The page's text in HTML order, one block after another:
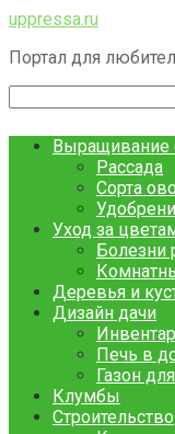
Перейти
контенту
uppressa.ru
Портал для
Выращивание
Рассада
Сорта
Уход за
Болезни
Деревья и
Дизайн дачи
Печь в
Газон
Клумбы
Строительство